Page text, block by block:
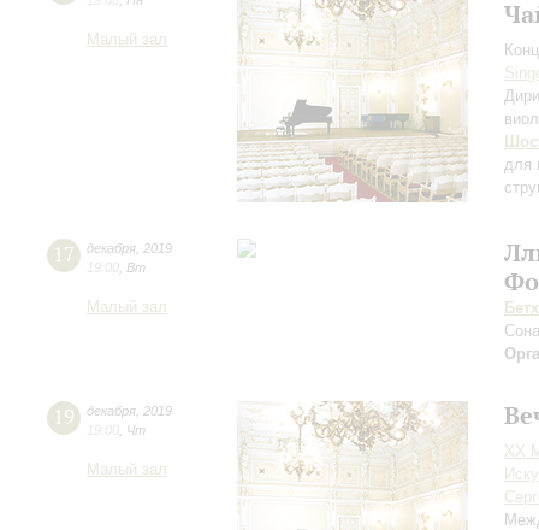
Малый зал
для
17 декабря 2019
19:00 Вт
Малый зал
19 декабря 2019
19:00 Чт
Малый зал
ХХ